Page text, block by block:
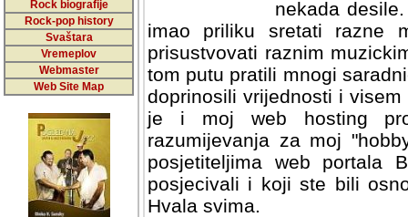
Rock biografije
Rock-pop history
Svaštara
Vremeplov
Webmaster
Web Site Map
nekada
imao priliku sretati razne
prisustvovati raznim
tom putu pratili mnogi
doprinosili vrijednosti i
je i moj web hosting
razumijevanja za moj
posjetiteljima web portala
posjecivali i koji ste bili
Hvala svima.